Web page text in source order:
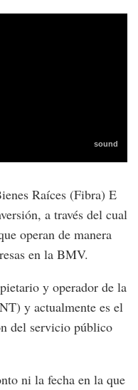
Raíces (Fibra) E
a través del cual
operan de manera
en la BMV.
y operador de la
y actualmente es el
del servicio público
ni la fecha en la que